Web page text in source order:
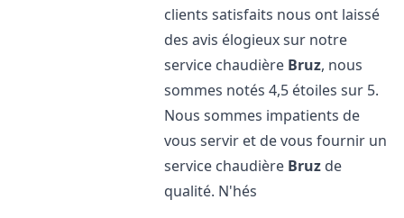
clients satisfaits nous ont laissé
des avis élogieux sur notre
service chaudière Bruz, nous
sommes notés 4,5 étoiles sur 5.
Nous sommes impatients de
vous servir et de vous fournir un
service chaudière Bruz de
qualité. N'hés